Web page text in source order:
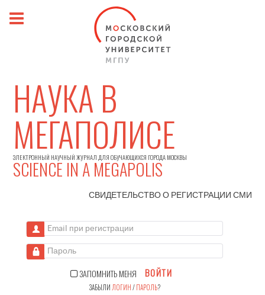
НАУКА В
МЕГАПОЛИСЕ
ЭЛЕКТРОННЫЙ НАУЧНЫЙ ЖУРНАЛ ДЛЯ ОБУЧАЮЩИХСЯ ГОРОДА МОСКВЫ
SCIENCE IN A MEGAPOLIS
СВИДЕТЕЛЬСТВО О РЕГИСТРАЦИИСМИ
Email при регистрации
Пароль
ЗАПОМНИТЬ МЕНЯ ВОЙТИ
ЗАБЫЛИ ЛОГИН/ПАРОЛЬ?